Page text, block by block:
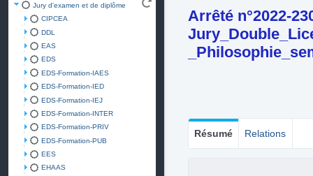
Jury d'examen et de diplôme
CIPCEA
DDL
EAS
EDS
EDS-Formation-IAES
EDS-Formation-IED
EDS-Formation-IEJ
EDS-Formation-INTER
EDS-Formation-PRIV
EDS-Formation-PUB
EES
EHAAS
Arrêté n°2022-
Résumé Relations